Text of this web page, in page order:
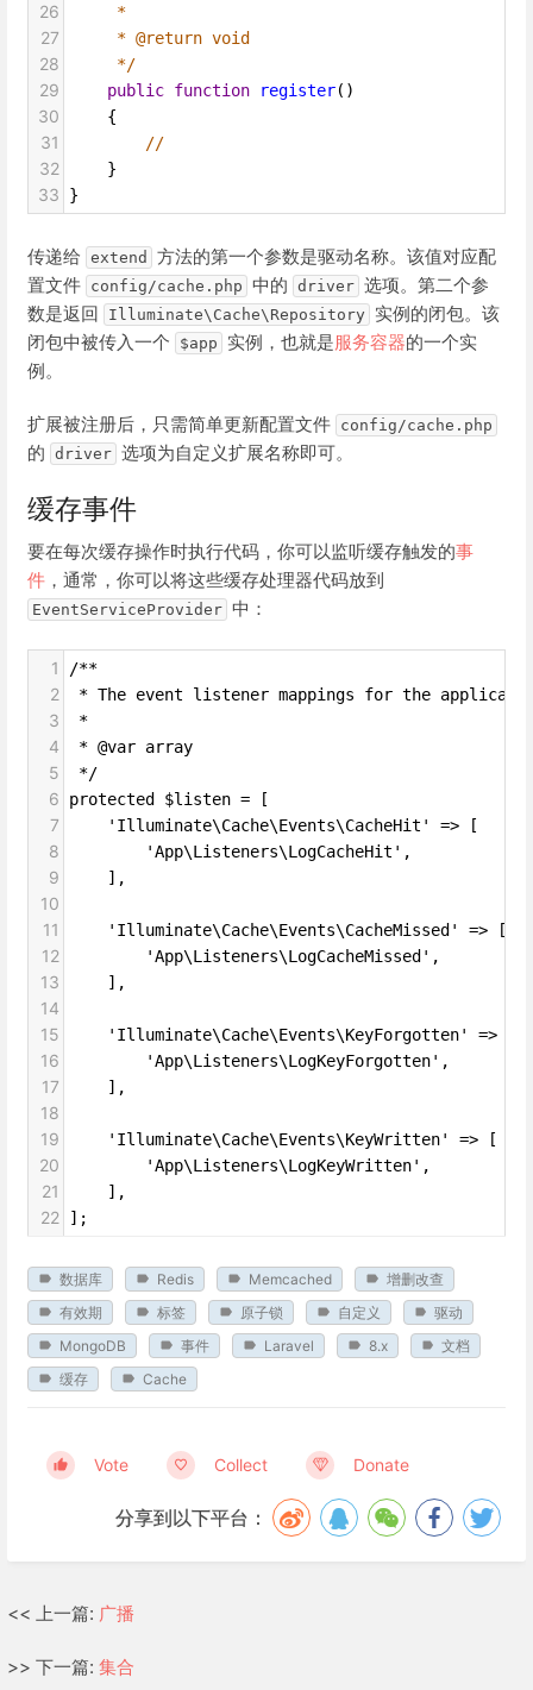
26 *
27 * @return void
28 */
29 public function register()
30
    {
31 //
32
    }
33 }
传递给 extend
方法的第一个参数是驱动名称。该值对应配
置文件 config/cache.php 中的 driver 选项。第二个参
数是返回
Illuminate\Cache\Repository
实例的闭包。该
闭包中被传入一个
$app 实例，也就是服务容器的一个实
例。
扩展被注册后，只需简单更新配置文件 config/cache.php
的 driver 选项为自定义扩展名称即可。
缓存事件
要在每次缓存操作时执行代码，你可以监听缓存触发的事
件 ，通常，你可以将这些缓存处理器代码放到
EventServiceProvider 中：
1 /**
2 * The event listener mappings for the
3 *
4 * @var array
5 */
6 protected $listen = [
7
    'Illuminate\Cache\Events\CacheHit' => [
8
        'App\Listeners\LogCacheHit',
9
    ],
10
11
    'Illuminate\Cache\Events\CacheMissed' => [
12
        'App\Listeners\LogCacheMissed',
13
    ],
14
15
    'Illuminate\Cache\Events\KeyForgotten' => [
16
        'App\Listeners\LogKeyForgotten',
17
    ],
18
19
    'Illuminate\Cache\Events\KeyWritten' => [
20
        'App\Listeners\LogKeyWritten',
21
    ],
22 ];
数据库 Redis Memcached
增删改查
有效期
标签 原子锁 自定义
驱动
MongoDB
事件 Laravel 8.x
文档
缓存
Cache
Vote Collect Donate
分享到以下平台：
<< 上一篇: 广播
>> 下一篇: 集合